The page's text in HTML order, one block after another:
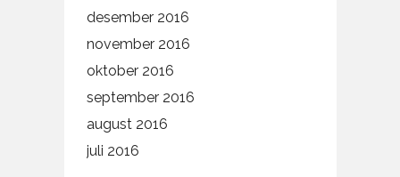
desember 2016
november 2016
oktober 2016
september 2016
august 2016
juli 2016